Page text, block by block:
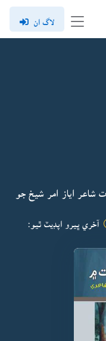
لاگ ان
اياز امر شيخ جو
آخري ڀيرو اپڊيٽ ٿيو: